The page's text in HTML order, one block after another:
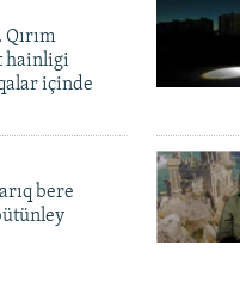
hainligi
içinde
bere